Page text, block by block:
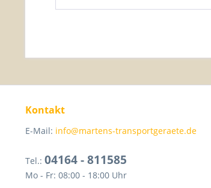
Kontakt
E-Mail: info@martens-transportgeraete.de
Tel.: 04164 - 811585
Mo - Fr: 08:00 - 18:00 Uhr